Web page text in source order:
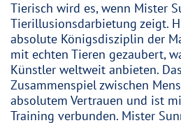
Tierisch wird es, wenn Mister
Tierillusionsdarbietung zeigt.
absolute Königsdisziplin der
mit echten Tieren gezaubert,
Künstler weltweit anbieten.
Zusammenspiel zwischen
absolutem Vertrauen und ist
Training verbunden. Mister